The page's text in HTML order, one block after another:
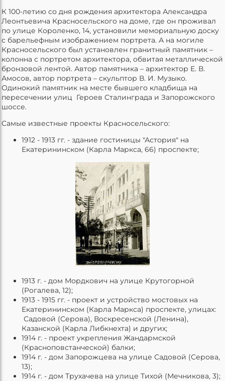
К 100-летию со дня рождения архитектора Александра
Леонтьевича Красносельского на доме, где он проживал
по улице Короленко, 14, установили мемориальную доску
с барельефным изображением портрета. А на могиле
Красносельского был установлен гранитный памятник –
колонна с портретом архитектора, обвитая металлической
бронзовой лентой. Автор памятника – архитектор Е. В.
Амосов, автор портрета – скульптор В. И. Музыко.
Одинокий памятник на месте бывшего кладбища на
пересечении улиц Героев Сталинграда и Запорожского
шоссе.
Самые известные проекты Красносельского:
1912 - 1913 гг. - здание гостиницы "Астория" на
Екатерининском (Карла Маркса, 66) проспекте;
1913 г. - дом Мордкович на улице Крутогорной
(Рогалева, 12);
1913 - 1915 гг. - проект и устройство мостовых на
Екатерининском (Карла Маркса) проспекте, улицах:
Садовой (Серова), Воскресенской (Ленина),
Казанской (Карла Либкнехта) и других;
1914 г. - проект укрепления Жандармской
(Красноповстанческой) балки;
1914 г. - дом Запорожцева на улице Садовой (Серова,
13);
1914 г. - дом Трухачева на улице Тихой (Мечникова, 3);